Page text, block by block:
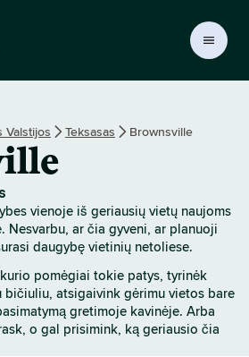
Valstijos Teksasas Brownsville
vienoje iš geriausių vietų naujoms
Nesvarbu, ar čia gyveni, ar planuoji
daugybę vietinių netoliese.
pomėgiai tokie patys, tyrinėk
bičiuliu, atsigaivink gėrimu vietos bare
gretimoje kavinėje. Arba
o gal prisimink, ką geriausio čia